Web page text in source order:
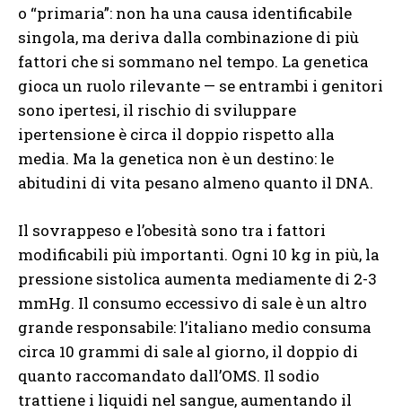
o “primaria”: non ha una causa identificabile
singola, ma deriva dalla combinazione di più
fattori che si sommano nel tempo. La genetica
gioca un ruolo rilevante — se entrambi i genitori
sono ipertesi, il rischio di sviluppare
ipertensione è circa il doppio rispetto alla
media. Ma la genetica non è un destino: le
abitudini di vita pesano almeno quanto il DNA.
Il sovrappeso e l’obesità sono tra i fattori
modificabili più importanti. Ogni 10 kg in più, la
pressione sistolica aumenta mediamente di 2-3
mmHg. Il consumo eccessivo di sale è un altro
grande responsabile: l’italiano medio consuma
circa 10 grammi di sale al giorno, il doppio di
quanto raccomandato dall’OMS. Il sodio
trattiene i liquidi nel sangue, aumentando il